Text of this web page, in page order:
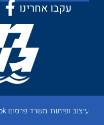
עקבו אחרינו
עיצוב ופיתוח: משרד פרסום ok